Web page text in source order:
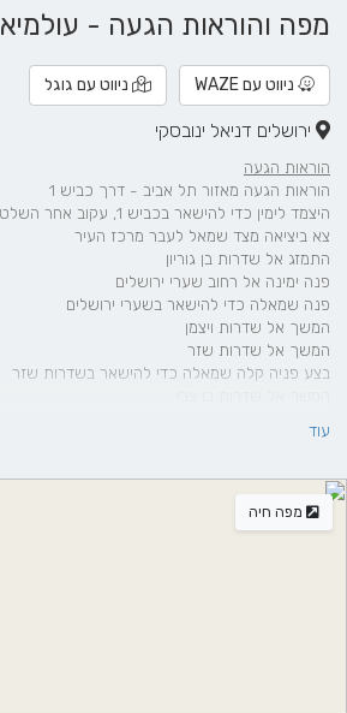
מפה והוראות הגעה - עולמיא
ניווט עם WAZE ניווט עם גוגל
ירושלים דניאל ינובסקי
הוראות הגעה
הוראות הגעה מאזור תל אביב - דרך כביש 1
היצמד לימין כדי להישאר בכביש 1, עקוב אחר השלטים אל ירושלים.
צא ביציאה מצד שמאל לעבר מרכז העיר
התמזג אל ‪שדרות בן גוריון
פנה ימינה אל רחוב שערי ירושלים
פנה שמאלה כדי להישאר בשערי ירושלים
המשך אל שדרות ויצמן
המשך אל שדרות שזר
בצע פניה קלה שמאלה כדי להישאר בשדרות שזר‬‏
המשך אל רחוב רמב"ן
פנה שמאלה אל שדרות בן מימון
פנה שמאלה כדי להישאר בשדרות בן מימון
פנה ימינה אל רחוב קרן היסוד‬
עוד
מפה חיה